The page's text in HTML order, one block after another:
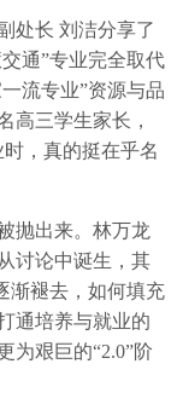
长 刘洁分享了
通”专业完全取代
流专业”资源与品
高三学生家长，
，真的挺在乎名
抛出来。林万龙
讨论中诞生，其
渐褪去，如何填充
通培养与就业的
为艰巨的“2.0”阶